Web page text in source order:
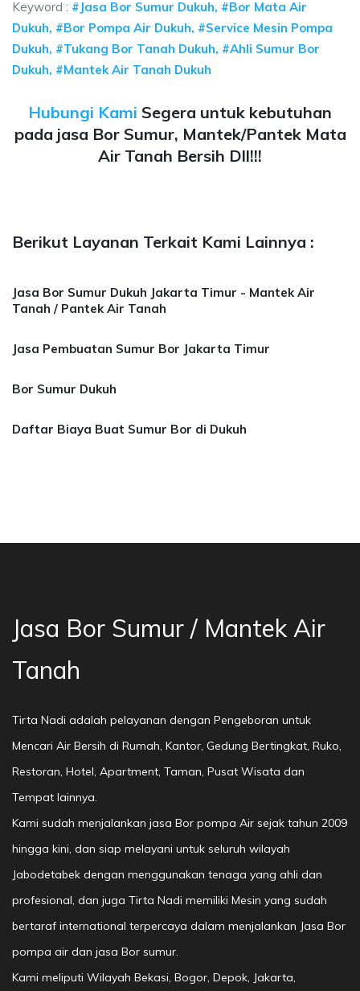
Keyword : #Jasa Bor Sumur Dukuh, #Bor Mata Air
Dukuh, #Bor Pompa Air Dukuh, #Service Mesin Pompa
Dukuh, #Tukang Bor Tanah Dukuh, #Ahli Sumur Bor
Dukuh, #Mantek Air Tanah Dukuh
Hubungi Kami Segera untuk kebutuhan
pada jasa Bor Sumur, Mantek/Pantek Mata
Air Tanah Bersih Dll!!!
Berikut Layanan Terkait Kami Lainnya :
Jasa Bor Sumur Dukuh Jakarta Timur - Mantek Air
Tanah / Pantek Air Tanah
Jasa Pembuatan Sumur Bor Jakarta Timur
Bor Sumur Dukuh
Daftar Biaya Buat Sumur Bor di Dukuh
Jasa Bor Sumur / Mantek Air
Tanah
Tirta Nadi adalah pelayanan dengan Pengeboran untuk
Mencari Air Bersih di Rumah, Kantor, Gedung Bertingkat, Ruko,
Restoran, Hotel, Apartment, Taman, Pusat Wisata dan
Tempat lainnya.
Kami sudah menjalankan jasa Bor pompa Air sejak tahun 2009
hingga kini, dan siap melayani untuk seluruh wilayah
Jabodetabek dengan menggunakan tenaga yang ahli dan
profesional, dan juga Tirta Nadi memiliki Mesin yang sudah
bertaraf international terpercaya dalam menjalankan Jasa Bor
pompa air dan jasa Bor sumur.
Kami meliputi Wilayah Bekasi, Bogor, Depok, Jakarta,